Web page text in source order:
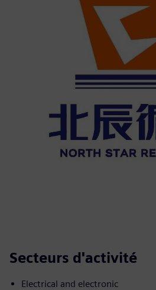
Secteurs d'activité
Electrical and electronic